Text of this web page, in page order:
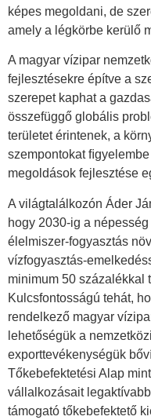
képes megoldani, de
amely a légkörbe kerülő
A magyar vízipar
fejlesztésekre építve a
szerepet kaphat a
összefüggő globális
területet érintenek, a
szempontokat
megoldások fejlesztése
A világtalálkozón Áder
hogy 2030-ig a
élelmiszer-fogyasztás
vízfogyasztás-
minimum 50 százalékkal
Kulcsfontosságú tehát,
rendelkező magyar
lehetőségük a
exporttevékenységük
Tőkebefektetési Alap
vállalkozásait
támogató tőkebefektető